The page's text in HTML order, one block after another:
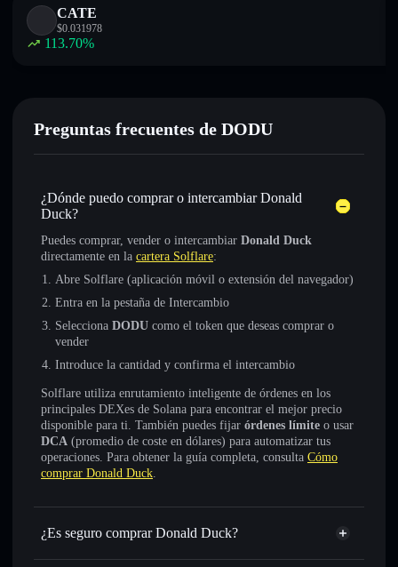
CATE
$0.031978
113.70%
Preguntas frecuentes de DODU
¿Dónde puedo comprar o intercambiar Donald
Duck?
Puedes comprar, vender o intercambiar Donald Duck
directamente en la cartera Solflare:
Abre Solflare (aplicación móvil o extensión del navegador)
Entra en la pestaña de Intercambio
Selecciona DODU como el token que deseas comprar o
vender
Introduce la cantidad y confirma el intercambio
Solflare utiliza enrutamiento inteligente de órdenes en los
principales DEXes de Solana para encontrar el mejor precio
disponible para ti. También puedes fijar órdenes límite o usar
DCA (promedio de coste en dólares) para automatizar tus
operaciones. Para obtener la guía completa, consulta Cómo
comprar Donald Duck.
¿Es seguro comprar Donald Duck?
Donald Duck no está verificado